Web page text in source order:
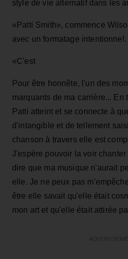
style de vie alternatif dans les
«Patti Smith», commence
avec un formatage intentionnel.
«C'est
Pour être honnête, l'un des
marquants de ma carrière... En
Patti atteint et se connecte à
d'intangible et de tellement
chanson à travers elle est
J'espère pouvoir la voir
dire que ma musique n'aurait
elle. Je ne peux pas
être elle savait qu'elle était
mon art et qu'elle était attirée